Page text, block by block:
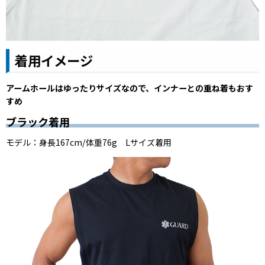
着用イメージ
アームホールはゆったりサイズなので、インナーとの重ね着もおす
すめ
ブラック着用
モデル： 身長167cm/体重76g Lサイズ着用